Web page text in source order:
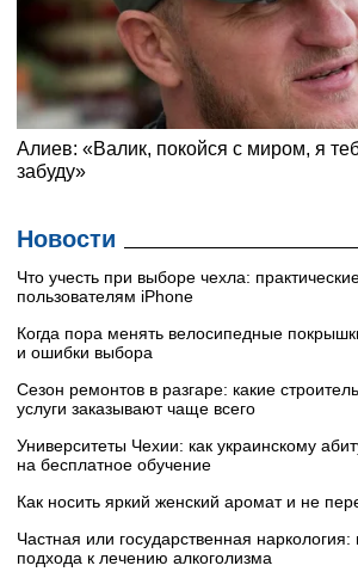
Новости
Что учесть при выборе чехла:
пользователям iPhone
Когда пора менять велосипедные
и ошибки выбора
Сезон ремонтов в разгаре: какие
услуги заказывают чаще всего
Университеты Чехии: как украинскому
на бесплатное обучение
Как носить яркий женский аромат и не
Частная или государственная
подхода к лечению алкоголизма